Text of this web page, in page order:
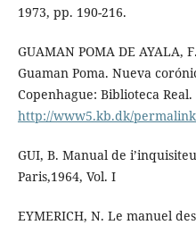
1973, pp. 190-216.
GUAMAN POMA DE AYALA,
Guaman Poma. Nueva
Copenhague: Biblioteca Real.
http://www5.kb.dk/
GUI, B. Manual de
Paris,1964, Vol. I
EYMERICH, N. Le manuel